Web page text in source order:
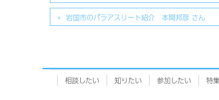
岩国市のパラアスリート紹介 本間邦彦 さん
相談したい 知りたい 参加したい 特